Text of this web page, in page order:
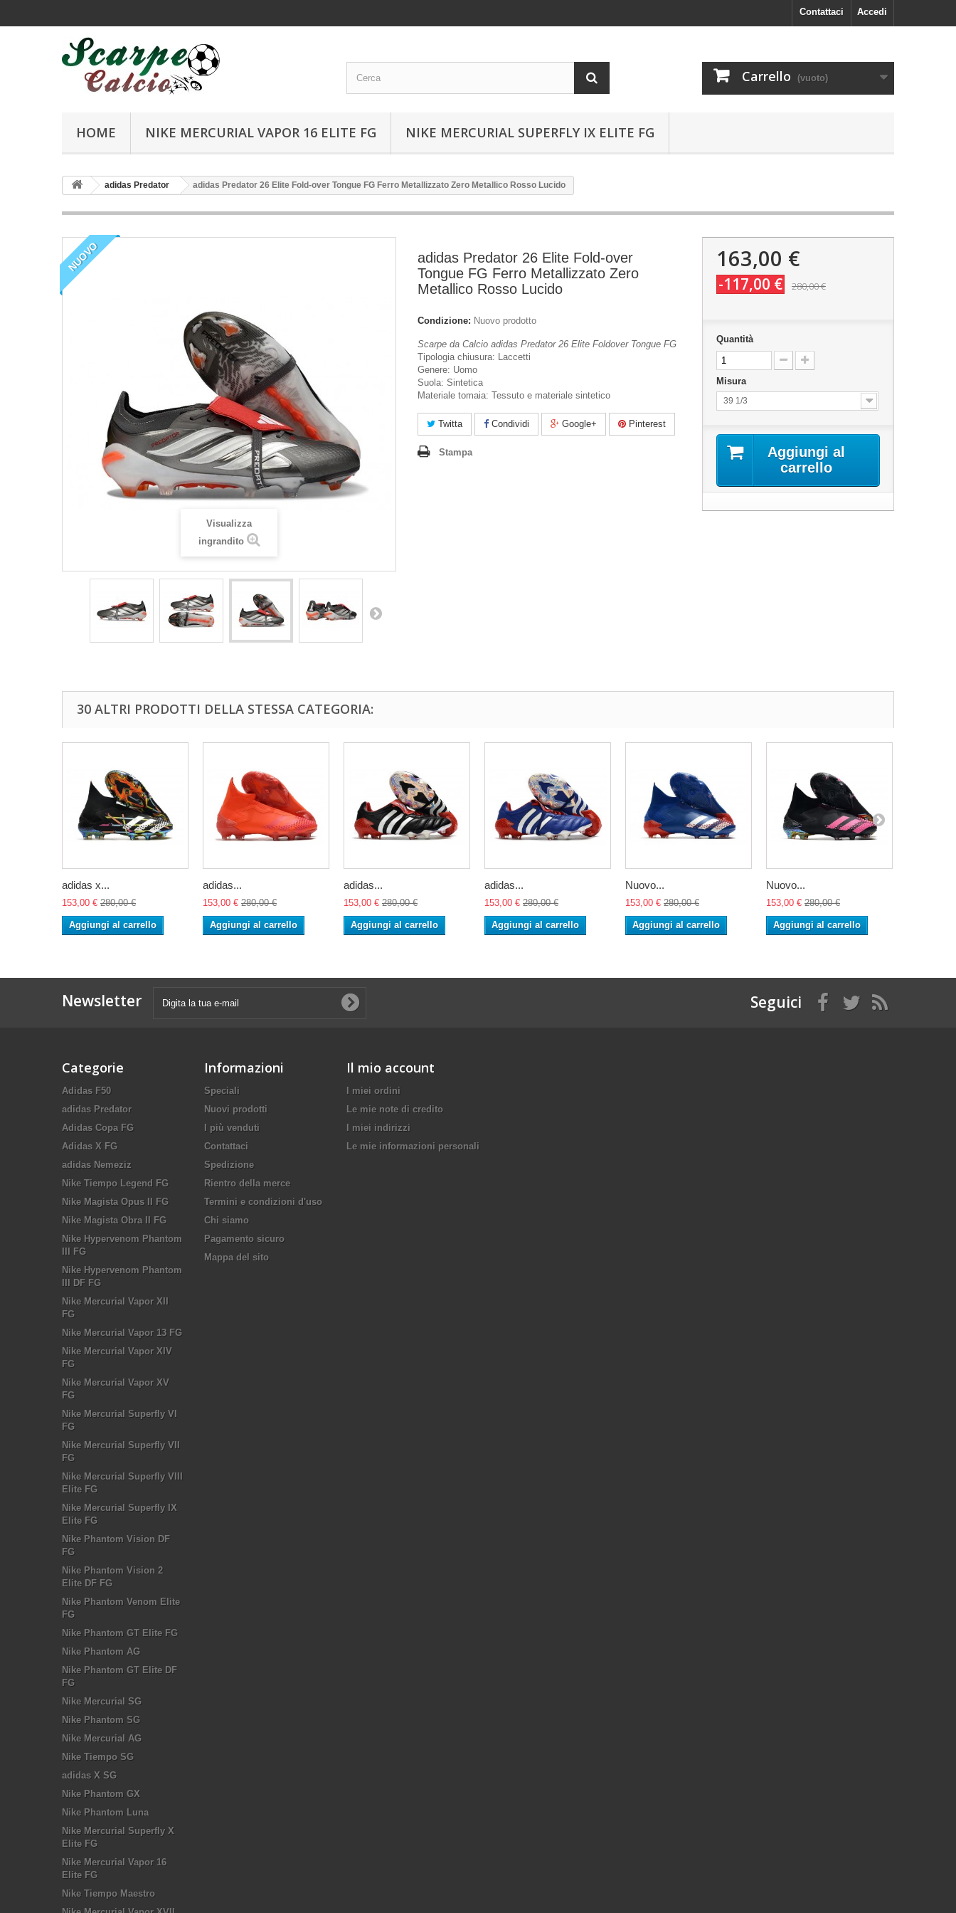
Accedi
Contattaci
Carrello (vuoto)
HOME NIKE MERCURIAL VAPOR 16 ELITE FG NIKE MERCURIAL SUPERFLY IX ELITE FG
adidas Predator adidas Predator 26 Elite Fold-over Tongue FG Ferro Metallizzato Zero Metallico Rosso Lucido
NUOVO
Visualizza
ingrandito
adidas Predator 26 Elite Fold-over
Tongue FG Ferro Metallizzato Zero
Metallico Rosso Lucido
Condizione: Nuovo prodotto
Scarpe da Calcio adidas Predator 26 Elite Foldover Tongue FG
Tipologia chiusura: Laccetti
Genere: Uomo
Suola: Sintetica
Materiale tomaia: Tessuto e materiale sintetico
Twitta Condividi Google+ Pinterest
Stampa
163,00 €
-117,00 € 280,00 €
Quantità
Misura
39 1/3
Aggiungi al
carrello
30 ALTRI PRODOTTI DELLA STESSA CATEGORIA:
adidas x...
153,00 € 280,00 €
Aggiungi al carrello
adidas...
153,00 € 280,00 €
Aggiungi al carrello
adidas...
153,00 € 280,00 €
Aggiungi al carrello
adidas...
153,00 € 280,00 €
Aggiungi al carrello
Nuovo...
153,00 € 280,00 €
Aggiungi al carrello
Nuovo...
153,00 € 280,00 €
Aggiungi al carrello
Newsletter Seguici
Categorie
Adidas F50
adidas Predator
Adidas Copa FG
Adidas X FG
adidas Nemeziz
Nike Tiempo Legend FG
Nike Magista Opus II FG
Nike Magista Obra II FG
Nike Hypervenom Phantom
III FG
Nike Hypervenom Phantom
III DF FG
Nike Mercurial Vapor XII
FG
Nike Mercurial Vapor 13 FG
Nike Mercurial Vapor XIV
FG
Nike Mercurial Vapor XV
FG
Nike Mercurial Superfly VI
FG
Nike Mercurial Superfly VII
FG
Nike Mercurial Superfly VIII
Elite FG
Nike Mercurial Superfly IX
Elite FG
Nike Phantom Vision DF
FG
Nike Phantom Vision 2
Elite DF FG
Nike Phantom Venom Elite
FG
Nike Phantom GT Elite FG
Nike Phantom AG
Nike Phantom GT Elite DF
FG
Nike Mercurial SG
Nike Phantom SG
Nike Mercurial AG
Nike Tiempo SG
adidas X SG
Nike Phantom GX
Nike Phantom Luna
Nike Mercurial Superfly X
Elite FG
Nike Mercurial Vapor 16
Elite FG
Nike Tiempo Maestro
Informazioni
Speciali
Nuovi prodotti
I più venduti
Contattaci
Spedizione
Rientro della merce
Termini e condizioni d'uso
Chi siamo
Pagamento sicuro
Mappa del sito
Il mio account
I miei ordini
Le mie note di credito
I miei indirizzi
Le mie informazioni personali